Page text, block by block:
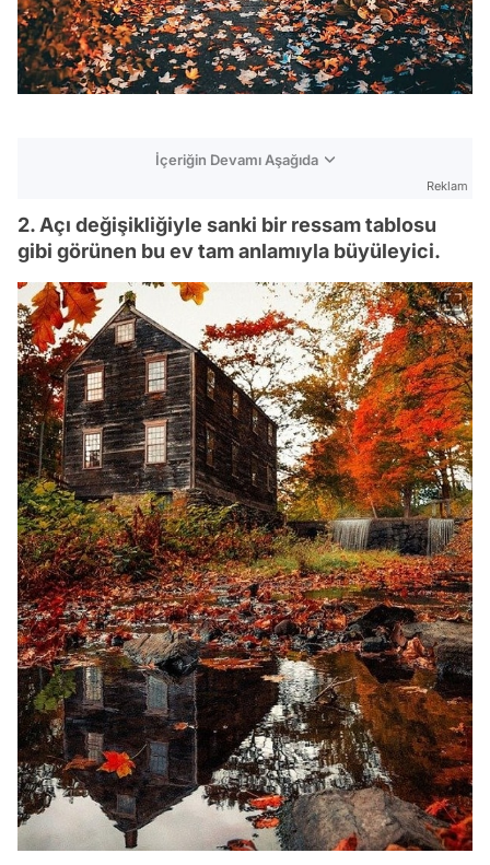
İçeriğin Devamı Aşağıda
Reklam
2. Açı değişikliğiyle sanki bir ressam tablosu
gibi görünen bu ev tam anlamıyla büyüleyici.